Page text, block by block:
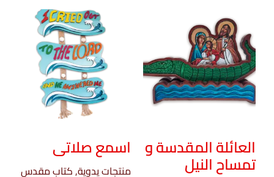
العائلة المقدسة و
تمساح النيل
اسمع صلاتى
منتجات يدوية, كتاب مقدس